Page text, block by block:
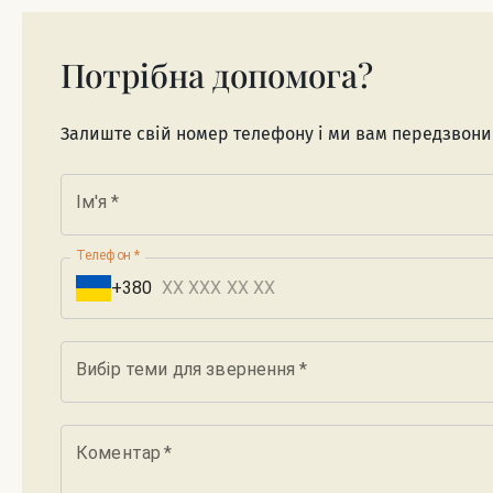
Потрібна допомога?
Залиште свій номер телефону і ми вам
Ім'я *
Телефон *
+380
Вибір теми для звернення *
Коментар *